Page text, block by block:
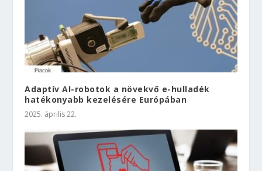
Adaptív AI-robotok a növekvő e-hulladék
hatékonyabb kezelésére Európában
2025. április 22.